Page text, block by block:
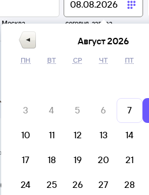
Москва сегодня, завтра
→ Соколиное
Бахчисарай
Август 2026
ПН ВТ СР ЧТ ПТ
3 4 5 6 7
10 11 12 13 14
17 18 19 20 21
24 25 26 27 28